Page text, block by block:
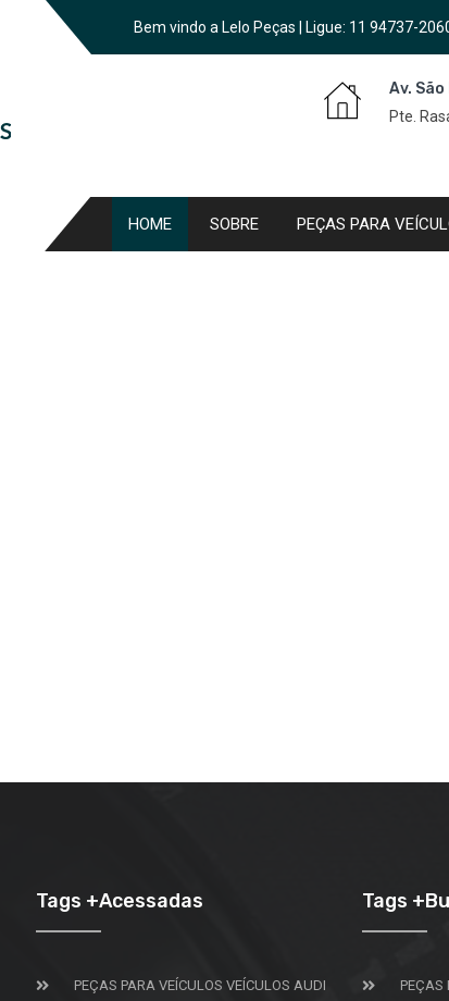
Bem vindo a Lelo Peças | Ligue: 11 94737-
Av.
Pte.
HOME SOBRE PEÇAS PARA
Tags +Acessadas
PEÇAS PARA VEÍCULOS VEÍCULOS AUDI
Tags
PEÇAS